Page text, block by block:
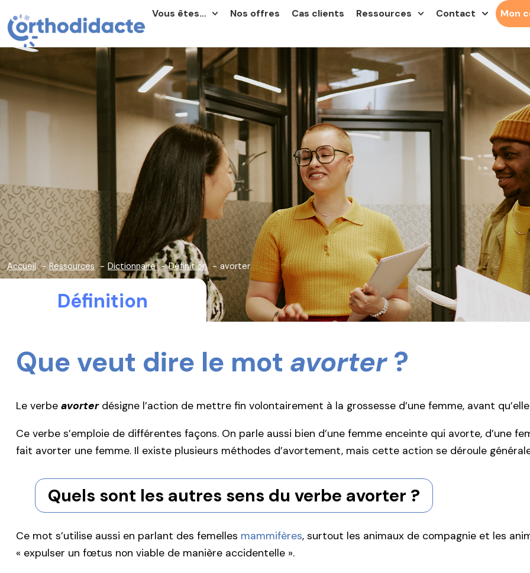
Vous êtes… Nos offres Cas clients Ressources Contact Mon
Accueil Ressources Dictionnaire Définition avorter
Définition
Que veut dire le mot avorter?
Le verbe avorterdésigne l’action de mettre fin volontairement à la grossesse d’une femme, avant
Ce verbe s’emploie de différentes façons. On parle aussi bien d’une femme enceinte qui avorte, d’une
fait avorter une femme. Il existe plusieurs méthodes d’avortement, mais cette action se déroule
Quels sont les autres sens du verbe avorter ?
Ce mot s’utilise aussi en parlant des femelles mammifères, surtout les animaux de compagnie et les
« expulser un fœtus non viable de manière accidentelle ».